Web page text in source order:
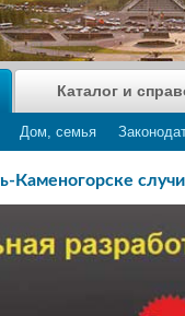
Дом, семья
Каталог и
Каменогорске